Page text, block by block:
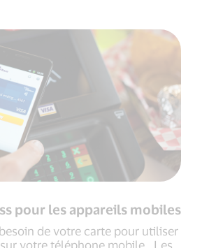
pour les appareils mobiles
de votre carte pour utiliser
votre téléphone mobile. Les